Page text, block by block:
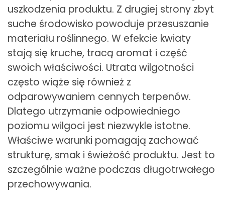
uszkodzenia produktu. Z drugiej strony zbyt
suche środowisko powoduje przesuszanie
materiału roślinnego. W efekcie kwiaty
stają się kruche, tracą aromat i część
swoich właściwości. Utrata wilgotności
często wiąże się również z
odparowywaniem cennych terpenów.
Dlatego utrzymanie odpowiedniego
poziomu wilgoci jest niezwykle istotne.
Właściwe warunki pomagają zachować
strukturę, smak i świeżość produktu. Jest to
szczególnie ważne podczas długotrwałego
przechowywania.